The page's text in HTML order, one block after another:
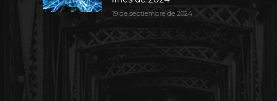
19 de septiembre de 2024